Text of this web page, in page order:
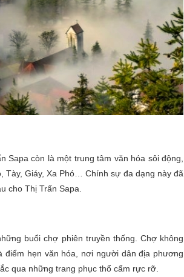
Sapa còn là một trung tâm văn hóa sôi động,
Tày, Giáy, Xa Phó… Chính sự đa dạng này đã
cho Thị Trấn Sapa
buổi chợ phiên truyền thống. Chợ không
hẹn văn hóa, nơi người dân địa phương
qua những trang phục thổ cẩm rực rỡ.